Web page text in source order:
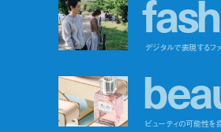
fash
デジタルで表現するフ
bea
ビューティの可能性を